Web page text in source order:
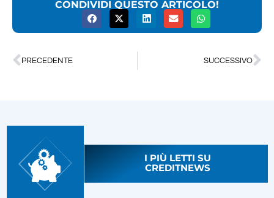
CONDIVIDI QUESTO ARTICOLO!
PRECEDENTE SUCCESSIVO
I PIÙ LETTI SU
CREDITNEWS